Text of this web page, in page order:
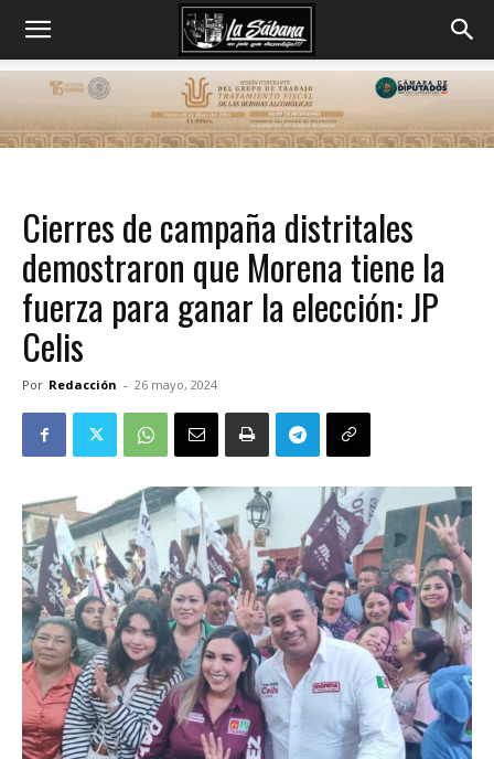
Cierres de campaña distritales
demostraron que Morena tiene la
fuerza para ganar la elección: JP
Celis
Por Redacción - 26 mayo, 2024